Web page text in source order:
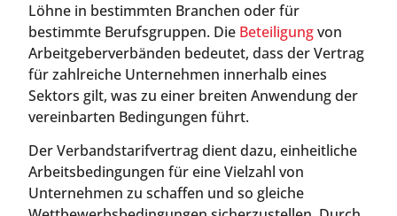
Löhne in bestimmten Branchen oder für
bestimmte Berufsgruppen. Die Beteiligungvon
Arbeitgeberverbänden bedeutet, dass der Vertrag
für zahlreiche Unternehmen innerhalb eines
Sektors gilt, was zu einer breiten Anwendung der
vereinbarten Bedingungen führt.
Der Verbandstarifvertrag dient dazu, einheitliche
Arbeitsbedingungen für eine Vielzahl von
Unternehmen zu schaffen und so gleiche